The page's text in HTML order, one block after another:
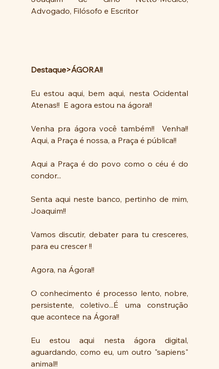
Advogado, Filósofo e Escritor
Destaque>ÁGORA!!
Eu estou aqui, bem aqui, nesta Ocidental
Atenas!!  E agora estou na ágora!!
Venha pra ágora você também!!  Venha!!
Aqui, a Praça é nossa, a Praça é pública!!
Aqui a Praça é do povo como o céu é do
condor...
Senta aqui neste banco, pertinho de mim,
Joaquim!!
Vamos discutir, debater para tu cresceres,
para eu crescer !!
Agora, na Ágora!!
O conhecimento é processo lento, nobre,
persistente, coletivo...É uma construção
que acontece na Ágora!!
Eu estou aqui nesta ágora digital,
aguardando, como eu, um outro "sapiens"
animal!!